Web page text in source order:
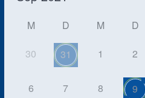
M D M D
30 31 1 2
6 7 8 9